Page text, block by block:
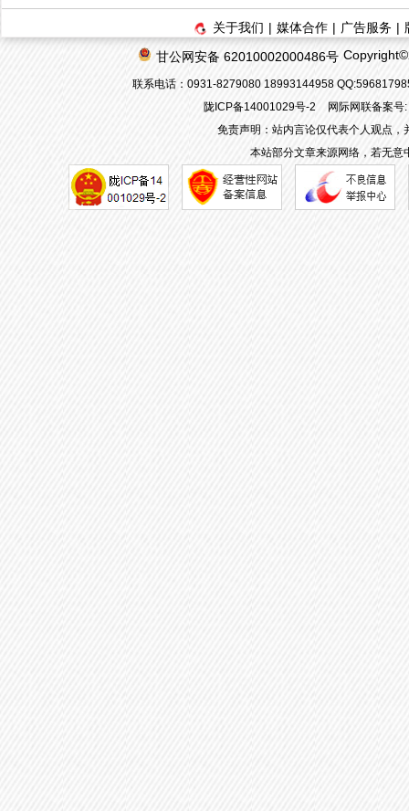
关于我们 | 媒体合作 | 广告服务 |
甘公网安备 62010002000486号
联系电话：0931-8279080 18993144958
陇ICP备14001029号-2
网际网联备案
免责声明：站内言论仅代表个人观点
本站部分文章来源网络，若无意